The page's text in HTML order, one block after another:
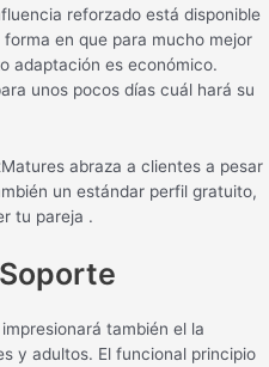
reforzado está disponible
en que para mucho mejor
adaptación es económico.
unos pocos días cuál hará su
abraza a clientes a pesar
un estándar perfil gratuito,
tu pareja .
también el la
y adultos. El funcional principio